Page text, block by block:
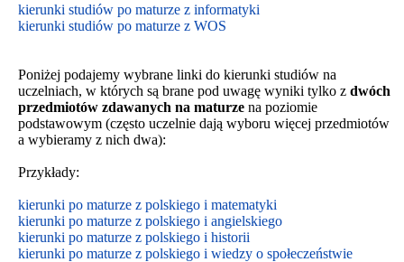
kierunki studiów po maturze z informatyki
kierunki studiów po maturze z WOS
Poniżej podajemy wybrane linki do kierunki studiów na
uczelniach, w których są brane pod uwagę wyniki tylko z dwóch
przedmiotów zdawanych na maturze na poziomie
podstawowym (często uczelnie dają wyboru więcej przedmiotów
a wybieramy z nich dwa):
Przykłady:
kierunki po maturze z polskiego i matematyki
kierunki po maturze z polskiego i angielskiego
kierunki po maturze z polskiego i historii
kierunki po maturze z polskiego i wiedzy o społeczeństwie